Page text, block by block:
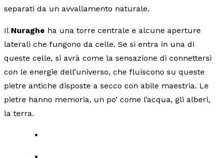
separati da un avvallamento naturale.
Il Nuraghe ha una torre centrale e alcune aperture
laterali che fungono da celle. Se si entra in una di
queste celle, si avrà come la sensazione di connettersi
con le energie dell’universo, che fluiscono su queste
pietre antiche disposte a secco con abile maestria. Le
pietre hanno memoria, un po’ come l’acqua, gli alberi,
la terra.